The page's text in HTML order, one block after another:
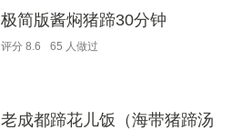
极简版酱焖猪蹄30分钟
评分 8.6 65 人做过
老成都蹄花儿饭（海带猪蹄汤